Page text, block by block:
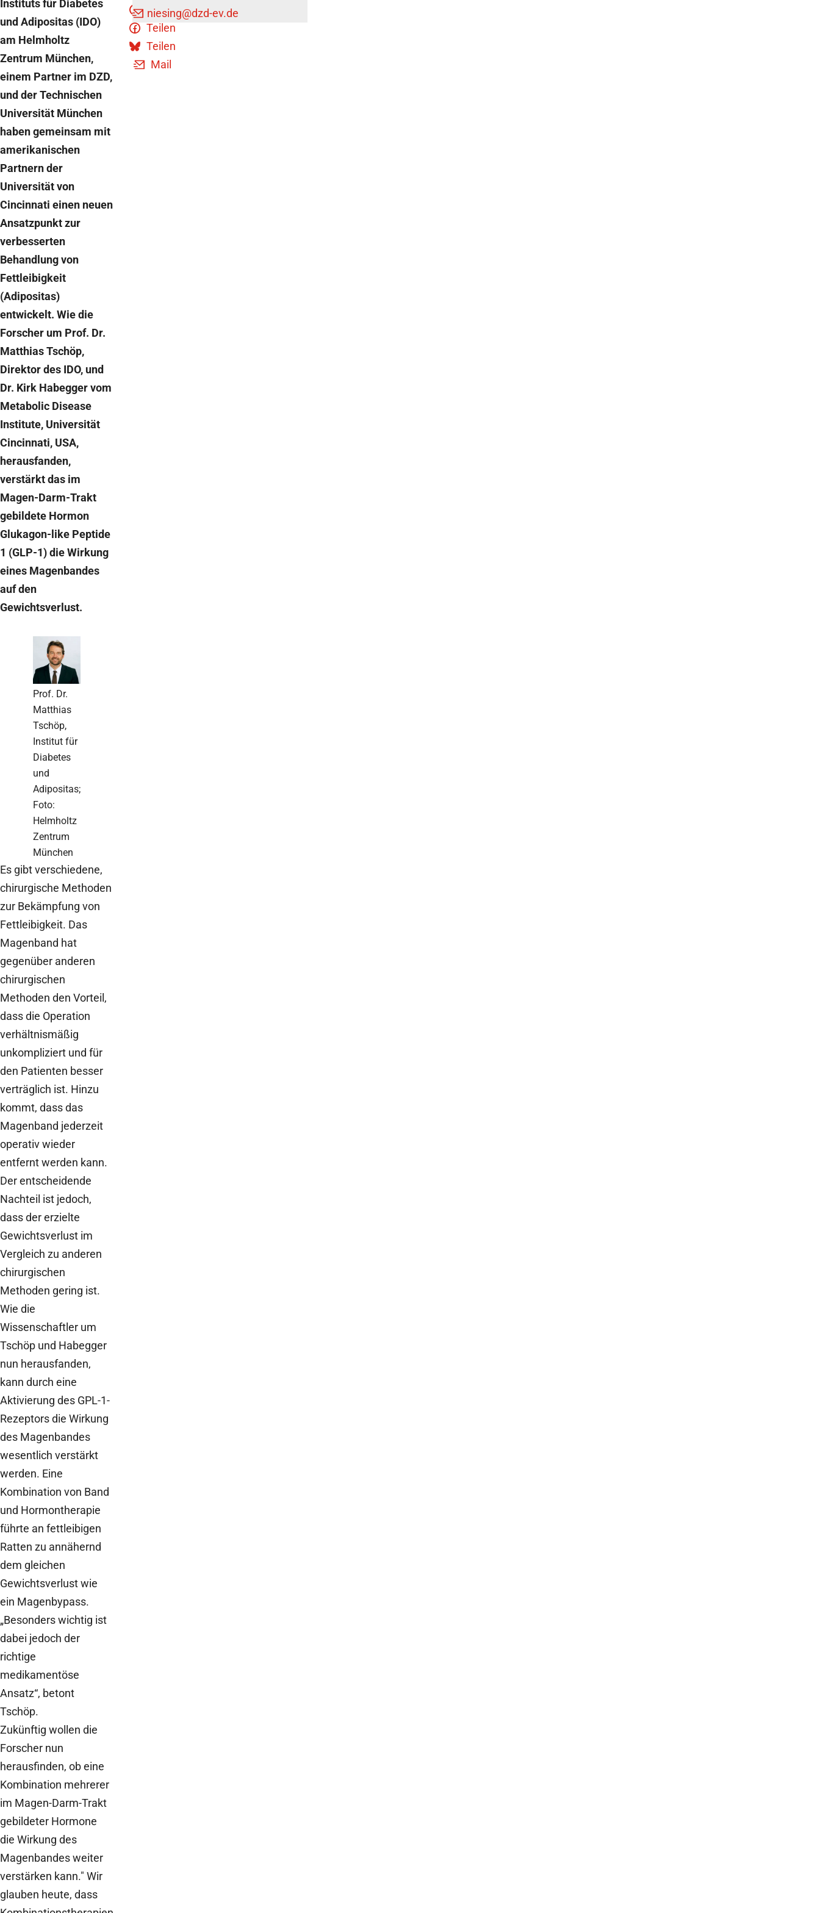
Instituts für Diabetes
und Adipositas (IDO)
am Helmholtz
Zentrum München,
einem Partner im DZD,
und der Technischen
Universität München
haben gemeinsam mit
amerikanischen
Partnern der
Universität von
Cincinnati einen neuen
Ansatzpunkt zur
verbesserten
Behandlung von
Fettleibigkeit
(Adipositas)
entwickelt. Wie die
Forscher um Prof. Dr.
Matthias Tschöp,
Direktor des IDO, und
Dr. Kirk Habegger vom
Metabolic Disease
Institute, Universität
Cincinnati, USA,
herausfanden,
verstärkt das im
Magen-Darm-Trakt
gebildete Hormon
Glukagon-like Peptide
1 (GLP-1) die Wirkung
eines Magenbandes
auf den
Gewichtsverlust.
Prof. Dr.
Matthias
Tschöp,
Institut für
Diabetes
und
Adipositas;
Foto:
Helmholtz
Zentrum
München
Es gibt verschiedene,
chirurgische Methoden
zur Bekämpfung von
Fettleibigkeit. Das
Magenband hat
gegenüber anderen
chirurgischen
Methoden den Vorteil,
dass die Operation
verhältnismäßig
unkompliziert und für
den Patienten besser
verträglich ist. Hinzu
kommt, dass das
Magenband jederzeit
operativ wieder
entfernt werden kann.
Der entscheidende
Nachteil ist jedoch,
dass der erzielte
Gewichtsverlust im
Vergleich zu anderen
chirurgischen
Methoden gering ist.
Wie die
Wissenschaftler um
Tschöp und Habegger
nun herausfanden,
kann durch eine
Aktivierung des GPL-1-
Rezeptors die Wirkung
des Magenbandes
wesentlich verstärkt
werden. Eine
Kombination von Band
und Hormontherapie
führte an fettleibigen
Ratten zu annähernd
dem gleichen
Gewichtsverlust wie
ein Magenbypass.
„Besonders wichtig ist
dabei jedoch der
richtige
medikamentöse
Ansatz“, betont
Tschöp.
Zukünftig wollen die
Forscher nun
herausfinden, ob eine
Kombination mehrerer
im Magen-Darm-Trakt
gebildeter Hormone
die Wirkung des
Magenbandes weiter
verstärken kann." Wir
glauben heute, dass
Teilen
Teilen
Teilen
Mail
niesing@dzd-ev.de